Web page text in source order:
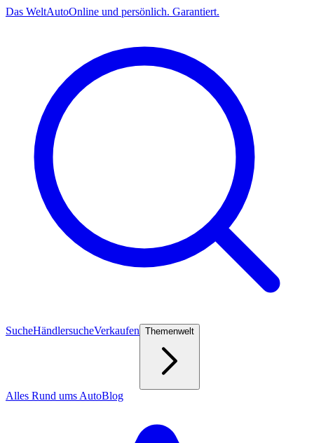
Das WeltAutoOnline und persönlich. Garantiert.
SucheHändlersucheVerkaufen Themenwelt
Alles Rund ums AutoBlog